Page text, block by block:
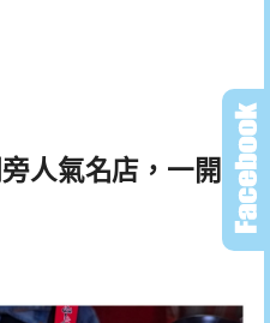
人氣名店，一開